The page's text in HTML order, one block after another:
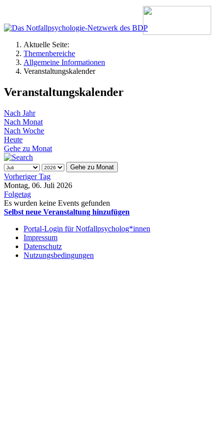
Aktuelle Seite:
Themenbereiche
Allgemeine Informationen
Veranstaltungskalender
Veranstaltungskalender
Nach Jahr
Nach Monat
Nach Woche
Heute
Gehe zu Monat
Gehe zu Monat
Vorheriger Tag
Montag, 06. Juli 2026
Folgetag
Es wurden keine Events gefunden
Selbst neue Veranstaltung hinzufügen
Portal-Login für Notfallpsycholog*innen
Impressum
Datenschutz
Nutzungsbedingungen